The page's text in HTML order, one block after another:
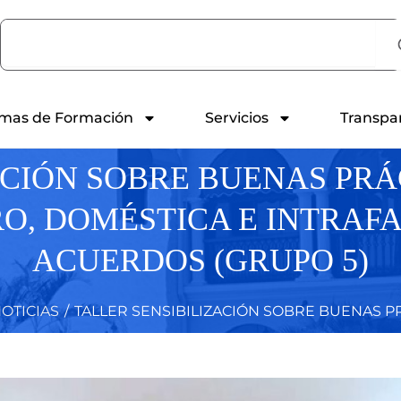
Search
de Formación Servicios
SOBRE BUENAS
DOMÉSTICA E
ACUERDOS (GRUPO 5)
/ TALLER SENSIBILIZACIÓN SOBRE BUENAS